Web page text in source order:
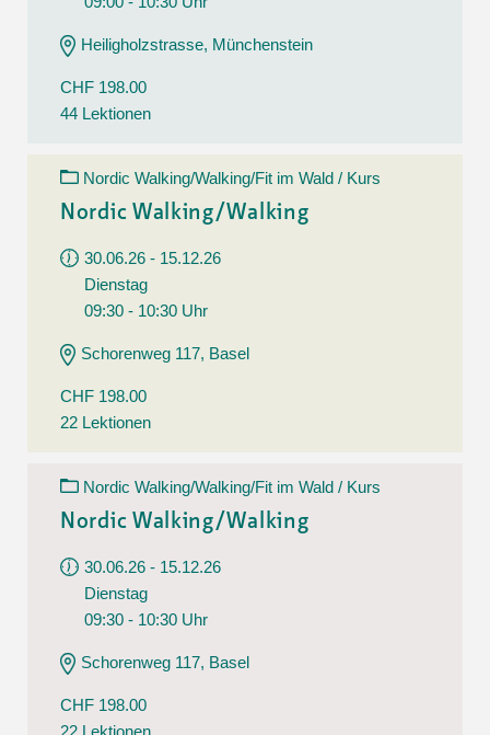
Heiligholzstrasse, Münchenstein
CHF 198.00
44 Lektionen
Nordic Walking/Walking/Fit im Wald / Kurs
Nordic Walking/Walking
30.06.26 - 15.12.26
Dienstag
09:30 - 10:30 Uhr
Schorenweg 117, Basel
CHF 198.00
22 Lektionen
Nordic Walking/Walking/Fit im Wald / Kurs
Nordic Walking/Walking
30.06.26 - 15.12.26
Dienstag
09:30 - 10:30 Uhr
Schorenweg 117, Basel
CHF 198.00
22 Lektionen